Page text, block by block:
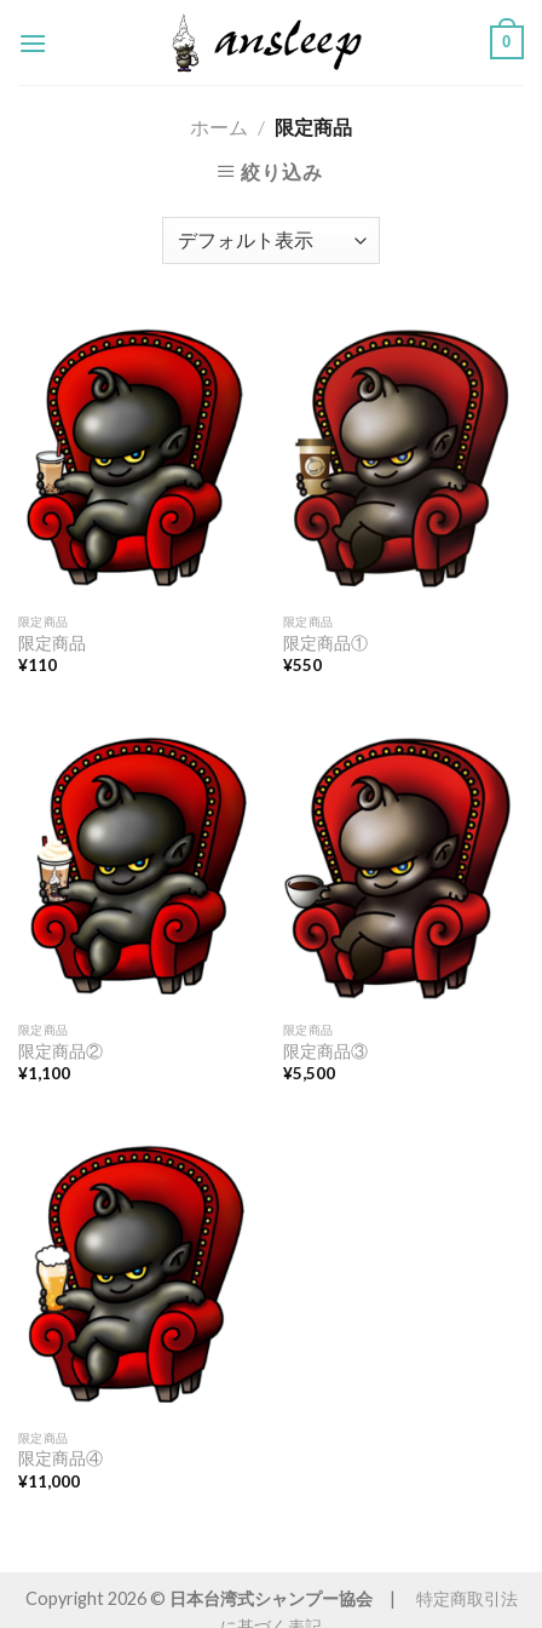
0
ホーム / 限定商品
絞り込み
限定商品
限定商品
¥110
限定商品
限定商品①
¥550
限定商品
限定商品②
¥1,100
限定商品
限定商品③
¥5,500
限定商品
限定商品④
¥11,000
Copyright 2026 © 日本台湾式シャンプー協会|
特定商取引法